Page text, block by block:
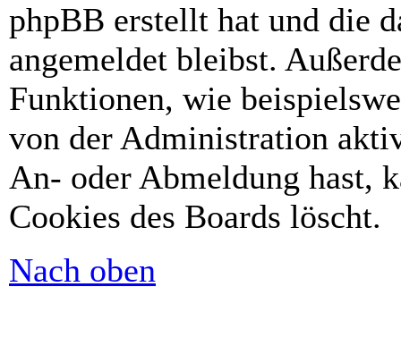
phpBB erstellt hat und die
angemeldet bleibst.
Funktionen, wie
von der Administration
An- oder Abmeldung hast,
Cookies des Boards löscht.
Nach oben